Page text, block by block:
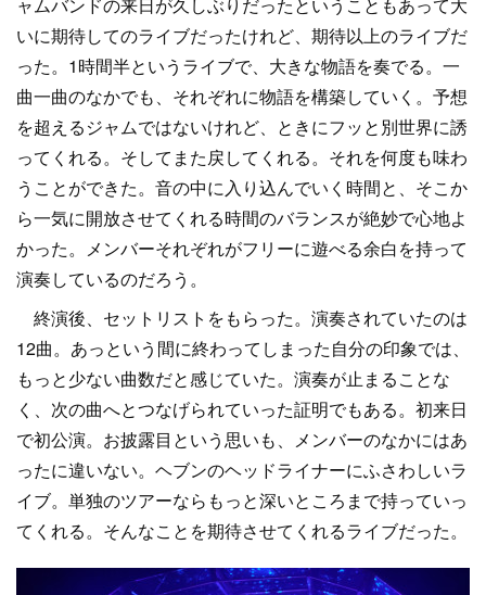
いに期待してのライブだったけれど、期待以上のライブだ
った。1時間半というライブで、大きな物語を奏でる。一
曲一曲のなかでも、それぞれに物語を構築していく。予想
を超えるジャムではないけれど、ときにフッと別世界に誘
ってくれる。そしてまた戻してくれる。それを何度も味わ
うことができた。音の中に入り込んでいく時間と、そこか
ら一気に開放させてくれる時間のバランスが絶妙で心地よ
かった。メンバーそれぞれがフリーに遊べる余白を持って
演奏しているのだろう。
終演後、セットリストをもらった。演奏されていたのは
12曲。あっという間に終わってしまった自分の印象では、
もっと少ない曲数だと感じていた。演奏が止まることな
く、次の曲へとつなげられていった証明でもある。初来日
で初公演。お披露目という思いも、メンバーのなかにはあ
ったに違いない。ヘブンのヘッドライナーにふさわしいラ
イブ。単独のツアーならもっと深いところまで持っていっ
てくれる。そんなことを期待させてくれるライブだった。